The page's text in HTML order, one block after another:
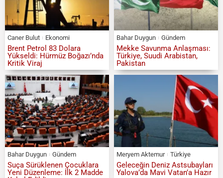
Caner Bulut Ekonomi
Brent Petrol 83 Dolara
Yükseldi: Hürmüz Boğazı’nda
Kritik Viraj
Bahar Duygun Gündem
Mekke Savunma Anlaşması:
Türkiye, Suudi Arabistan,
Pakistan
Bahar Duygun Gündem
Suça Sürüklenen Çocuklara
Yeni Düzenleme: İlk 2 Madde
Meryem Aktemur Türkiye
Geleceğin Deniz Astsubayları
Yalova’da Mavi Vatan’a Hazır